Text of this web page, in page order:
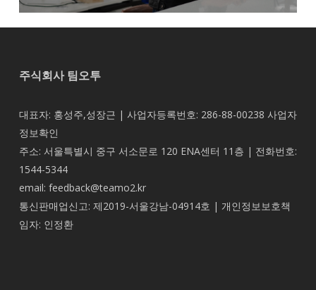
주식회사 팀오투
대표자: 홍성주,성장근 | 사업자등록번호: 286-88-00238 사업자
정보확인
주소: 서울특별시 중구 서소문로 120 ENA센터 11층 | 전화번호:
1544-5344
email: feedback@teamo2.kr
통신판매업신고: 제2019-서울강남-04914호 | 개인정보보호책
임자: 인정환